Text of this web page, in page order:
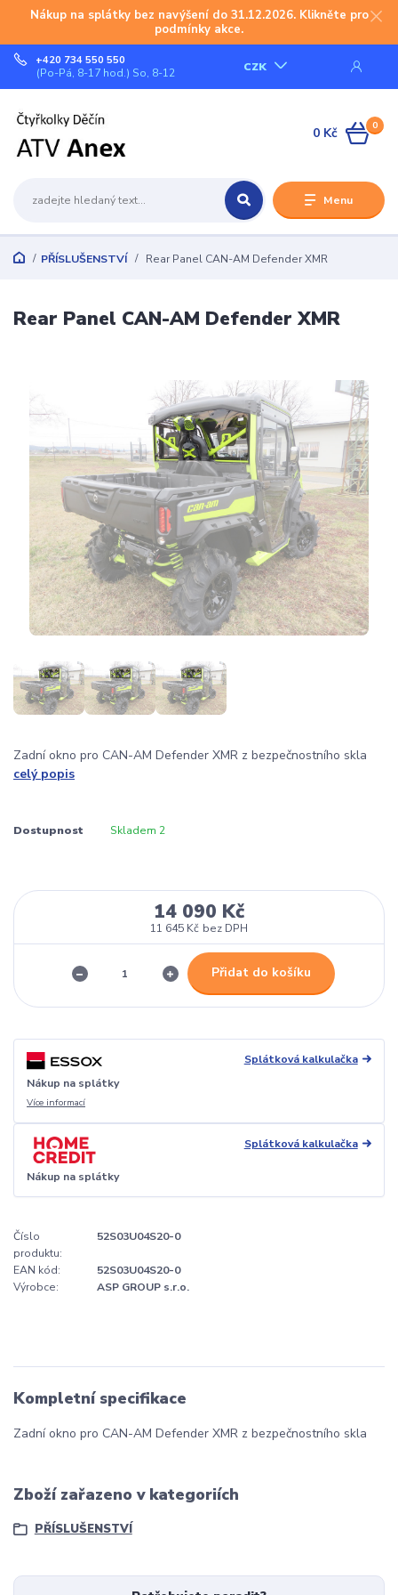
Nákup na splátky bez navýšení do 31.12.2026. Klikněte pro
podmínky akce.
Menu
CZK
+420 734 550 550
(Po-Pá, 8-17 hod.) So, 8-12
0
0 Kč
PŘÍSLUŠENSTVÍ Rear Panel CAN-AM Defender XMR
Rear Panel CAN-AM Defender XMR
Zadní okno pro CAN-AM Defender XMR z bezpečnostního skla
celý popis
Dostupnost Skladem 2
14 090 Kč
11 645 Kč bez DPH
Přidat do košíku
Splátková kalkulačka
Nákup na splátky
Více informací
Splátková kalkulačka
Nákup na splátky
Číslo
produktu:
52S03U04S20-0
EAN kód:
52S03U04S20-0
Výrobce:
ASP GROUP s.r.o.
Kompletní specifikace
Zadní okno pro CAN-AM Defender XMR z bezpečnostního skla
Zboží zařazeno v kategoriích
PŘÍSLUŠENSTVÍ